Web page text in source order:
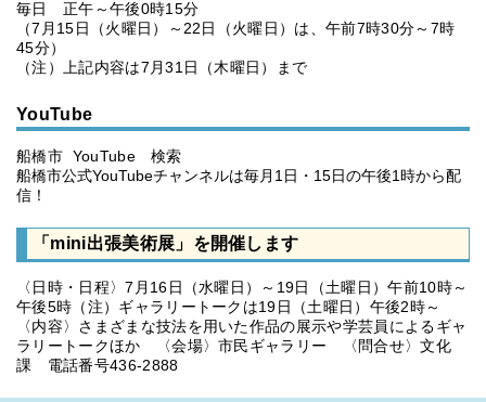
毎日 正午～午後0時15分
（7月15日（火曜日）～22日（火曜日）は、午前7時30分～7時
45分）
（注）上記内容は7月31日（木曜日）まで
YouTube
船橋市 YouTube 検索
船橋市公式YouTubeチャンネルは毎月1日・15日の午後1時から配
信！
「mini出張美術展」を開催します
〈日時・日程〉7月16日（水曜日）～19日（土曜日）午前10時～
午後5時（注）ギャラリートークは19日（土曜日）午後2時～
〈内容〉さまざまな技法を用いた作品の展示や学芸員によるギャ
ラリートークほか 〈会場〉市民ギャラリー 〈問合せ〉文化
課 電話番号436-2888